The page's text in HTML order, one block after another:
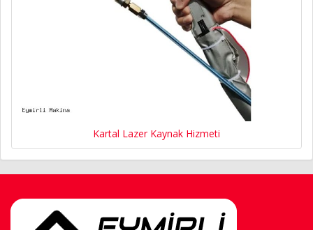
Kartal Lazer Kaynak Hizmeti